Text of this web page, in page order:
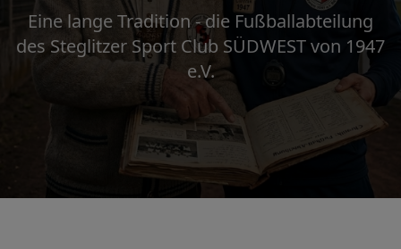
Eine lange Tradition - die Fußballabteilung
des Steglitzer Sport Club SÜDWEST von 1947
e.V.